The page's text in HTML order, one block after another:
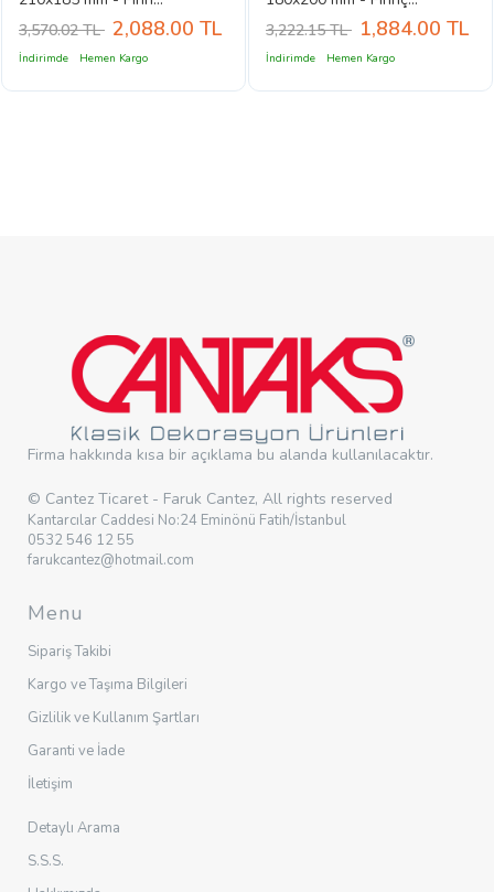
3,570.02 TL 2,088.00 TL
İndirimde Hemen Kargo
3,222.15 TL 1,884.00 TL
İndirimde Hemen Kargo
Firma hakkında kısa bir açıklama bu alanda kullanılacaktır.
© Cantez Ticaret - Faruk Cantez, All rights reserved
Kantarcılar Caddesi No:24 Eminönü Fatih/İstanbul
0532 546 12 55
farukcantez@hotmail.com
Menu
Sipariş Takibi
Kargo ve Taşıma Bilgileri
Gizlilik ve Kullanım Şartları
Garanti ve İade
İletişim
Detaylı Arama
S.S.S.